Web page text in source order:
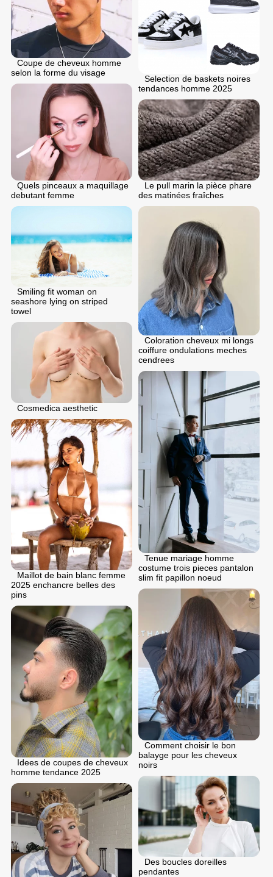
Coupe de cheveux homme
selon la forme du visage
Selection de baskets noires
tendances homme 2025
Quels pinceaux a maquillage
debutant femme
Le pull marin la pièce phare
des matinées fraîches
Smiling fit woman on
seashore lying on striped
towel
Coloration cheveux mi longs
coiffure ondulations meches
cendrees
Cosmedica aesthetic
Tenue mariage homme
costume trois pieces pantalon
slim fit papillon noeud
Maillot de bain blanc femme
2025 enchancre belles des
pins
Comment choisir le bon
balayge pour les cheveux
noirs
Idees de coupes de cheveux
homme tendance 2025
Des boucles doreilles
pendantes